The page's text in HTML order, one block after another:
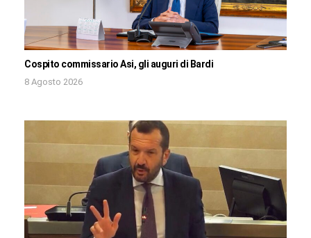
Cospito commissario Asi, gli auguri di Bardi
8 Agosto 2026